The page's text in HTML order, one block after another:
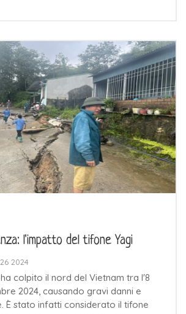
l'impatto del tifone Yagi
2024
colpito il nord del Vietnam tra l'8
2024, causando gravi danni e
È stato infatti considerato il tifone